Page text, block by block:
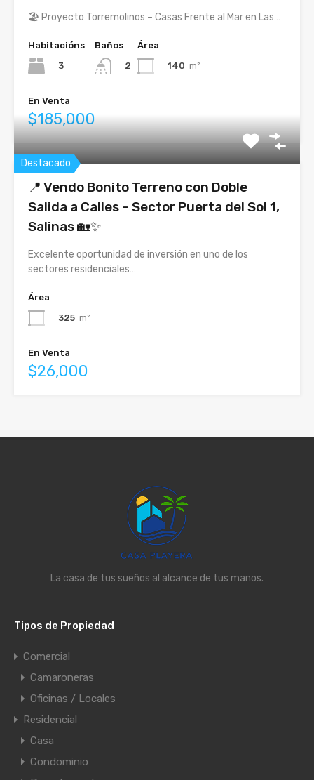
🏖️ Proyecto Torremolinos – Casas Frente al Mar en Las…
Habitacións
3
Baños
2
Área
140 m²
En Venta
$185,000
Destacado
📍 Vendo Bonito Terreno con Doble
Salida a Calles – Sector Puerta del Sol 1,
Salinas 🏡✨
Excelente oportunidad de inversión en uno de los
sectores residenciales…
Área
325 m²
En Venta
$26,000
La casa de tus sueños al alcance de tus manos.
Tipos de Propiedad
Comercial
Camaroneras
Oficinas / Locales
Residencial
Casa
Condominio